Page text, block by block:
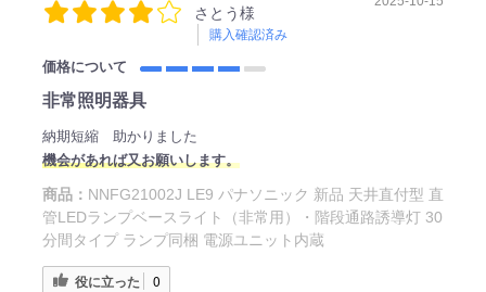
さとう様
購入確認済み
価格について
非常照明器具
納期短縮 助かりました
機会があれば又お願いします。
商品： NNFG21002J LE9 パナソニック 新品 天井直付型 直
管LEDランプベースライト（非常用）・階段通路誘導灯 30
分間タイプ ランプ同梱 電源ユニット内蔵
役に立った 0